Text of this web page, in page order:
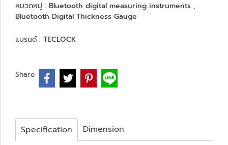
หมวดหมู่ : Bluetooth digital measuring instruments ,
Bluetooth Digital Thickness Gauge
แบรนด์ : TECLOCK
Share
Specification
Dimension